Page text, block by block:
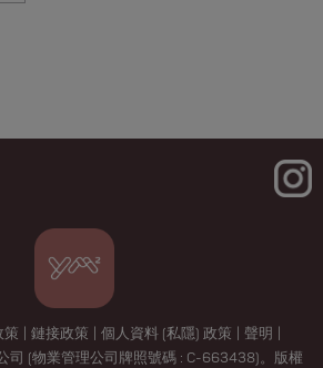
策 鏈接政策 個人資料 (私隱) 政策 聲明
司 (物業管理公司牌照號碼 : C-663438)。版權